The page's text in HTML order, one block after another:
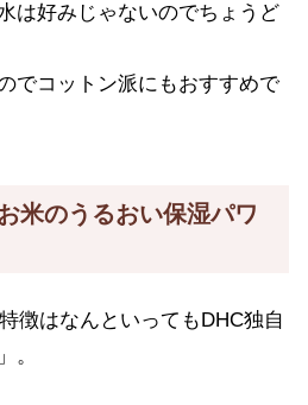
は好みじゃないのでちょうど
でコットン派にもおすすめで
米のうるおい保湿パワ
徴はなんといってもDHC独自
。